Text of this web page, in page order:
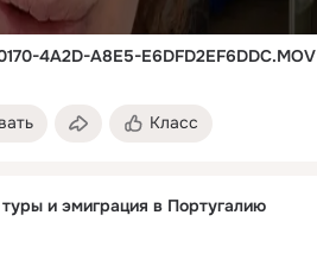
4A2D-A8E5-E6DFD2EF6DDC.MOV
Класс
и эмиграция в Португалию